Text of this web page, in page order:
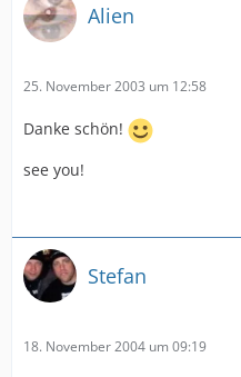
Alien
25. November 2003 um 12:58
Danke schön!
see you!
Stefan
18. November 2004 um 09:19